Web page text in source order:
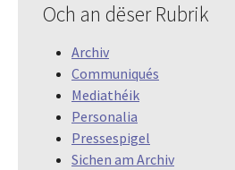
Och an dëser Rubrik
Archiv
Communiqués
Mediathéik
Personalia
Pressespigel
Sichen am Archiv